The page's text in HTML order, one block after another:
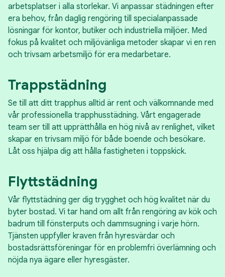
arbetsplatser i alla storlekar. Vi anpassar städningen efter
era behov, från daglig rengöring till specialanpassade
lösningar för kontor, butiker och industriella miljöer. Med
fokus på kvalitet och miljövänliga metoder skapar vi en ren
och trivsam arbetsmiljö för era medarbetare.
Trappstädning
Se till att ditt trapphus alltid är rent och välkomnande med
vår professionella trapphusstädning. Vårt engagerade
team ser till att upprätthålla en hög nivå av renlighet, vilket
skapar en trivsam miljö för både boende och besökare.
Låt oss hjälpa dig att hålla fastigheten i toppskick.
Flyttstädning
Vår flyttstädning ger dig trygghet och hög kvalitet när du
byter bostad. Vi tar hand om allt från rengöring av kök och
badrum till fönsterputs och dammsugning i varje hörn.
Tjänsten uppfyller kraven från hyresvärdar och
bostadsrättsföreningar för en problemfri överlämning och
nöjda nya ägare eller hyresgäster.